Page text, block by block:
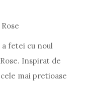
fetei cu noul
Inspirat de
mai pretioase